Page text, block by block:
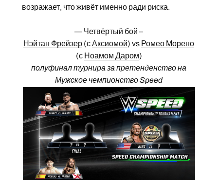
возражает, что живёт именно ради риска.
— Четвёртый бой –
Нэйтан Фрейзер (сАксиомой) vs Ромео Морено
(с Ноамом Даром)
полуфинал турнира за претенденство на
Мужское чемпионство Speed